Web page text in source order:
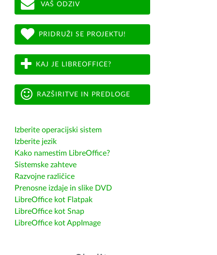
VAŠ ODZIV
PRIDRUŽI SE PROJEKTU!
KAJ JE LIBREOFFICE?
RAZŠIRITVE IN PREDLOGE
Izberite operacijski sistem
Izberite jezik
Kako namestim LibreOffice?
Sistemske zahteve
Razvojne različice
Prenosne izdaje in slike DVD
LibreOffice kot Flatpak
LibreOffice kot Snap
LibreOffice kot AppImage